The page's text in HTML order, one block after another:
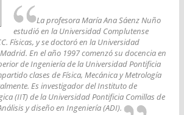
La profesora María Ana Sáenz Nuño
estudió en la Universidad Complutense
Físicas, y se doctoró en la Universidad
En el año 1997 comenzó su docencia en
de Ingeniería de la Universidad Pontificia
clases de Física, Mecánica y Metrología
Es investigador del Instituto de
(IIT) de la Universidad Pontificia Comillas de
y diseño en Ingeniería (ADI).